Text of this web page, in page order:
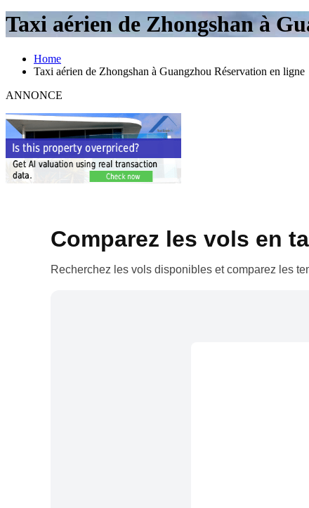
Taxi aérien de Zhongshan à
Home
Taxi aérien de Zhongshan à Guangzhou Réservation en ligne
ANNONCE
Comparez les vols en
Recherchez les vols disponibles et comparez les